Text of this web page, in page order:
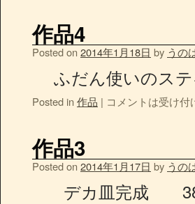
作品4
Posted on 2014年1月18日 by うの
ふだん使いのステ
Posted in 作品 | コメントは受け付
作品3
Posted on 2014年1月17日 by うの
デカ皿完成 38